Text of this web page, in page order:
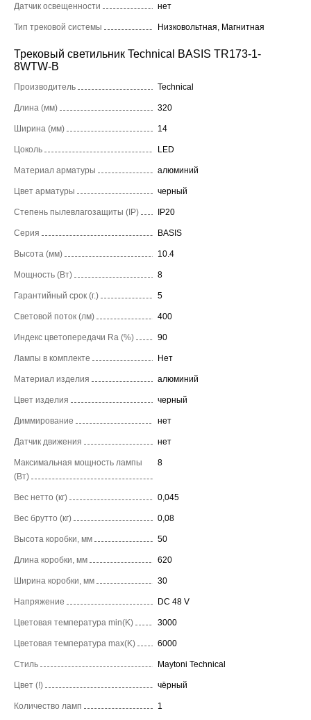
Датчик освещенности нет
Тип трековой системы Низковольтная, Магнитная
Трековый светильник Technical BASIS TR173-1-
8WTW-B
Производитель Technical
Длина (мм) 320
Ширина (мм) 14
Цоколь LED
Материал арматуры алюминий
Цвет арматуры черный
Степень пылевлагозащиты (IP) IP20
Серия BASIS
Высота (мм) 10.4
Мощность (Вт) 8
Гарантийный срок (г.) 5
Световой поток (лм) 400
Индекс цветопередачи Ra (%) 90
Лампы в комплекте Нет
Материал изделия алюминий
Цвет изделия черный
Диммирование нет
Датчик движения нет
Максимальная мощность лампы
(Вт)
8
Вес нетто (кг) 0,045
Вес брутто (кг) 0,08
Высота коробки, мм 50
Длина коробки, мм 620
Ширина коробки, мм 30
Напряжение DC 48 V
Цветовая температура min(K) 3000
Цветовая температура max(K) 6000
Стиль Maytoni Technical
Цвет (!) чёрный
Количество ламп 1